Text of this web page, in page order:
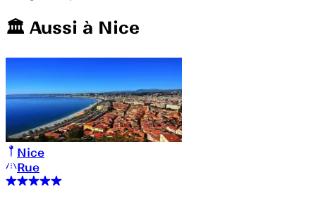
🏛️️ Aussi à Nice
Nice
Rue